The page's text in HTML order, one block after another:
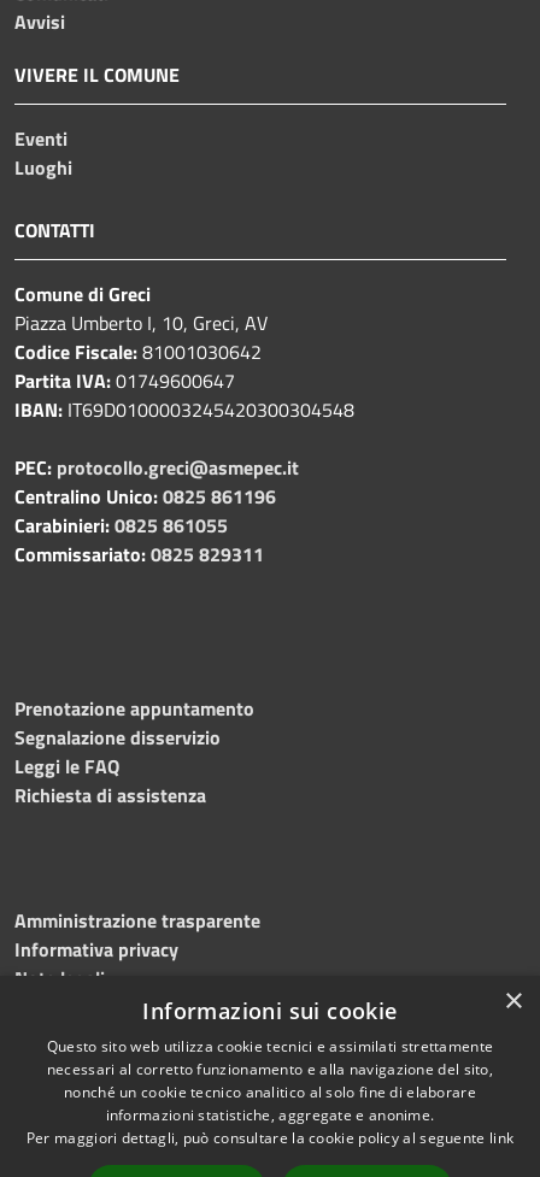
Avvisi
VIVERE IL COMUNE
Eventi
Luoghi
CONTATTI
Comune di Greci
Piazza Umberto I, 10, Greci, AV
Codice Fiscale:81001030642
Partita IVA:01749600647
IBAN: IT69D0100003245420300304548
PEC: protocollo.greci@asmepec.it
Centralino Unico:0825 861196
Carabinieri:0825 861055
Commissariato:0825 829311
Prenotazione appuntamento
Segnalazione disservizio
Leggi le FAQ
Richiesta di assistenza
Amministrazione trasparente
Informativa privacy
Note legali
Dichiarazione di accessibilità
Accessibilità
Copyright © 2026 • Comune di
Greci • Powered by
×
Informazioni sui cookie
Questo sito web utilizza cookie tecnici e assimilati strettamente
necessari al corretto funzionamento e alla navigazione del sito,
nonché un cookie tecnico analitico al solo fine di elaborare
informazioni statistiche, aggregate e anonime.
Per maggiori dettagli, può consultare la cookie policy al seguente link